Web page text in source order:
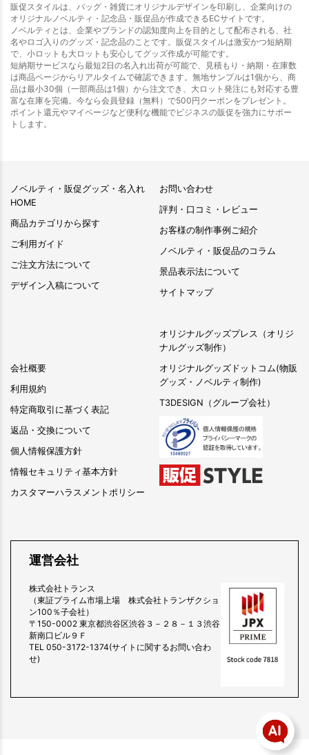
販促スタイルは、バッグ・雑貨にオリジナルデザインを印刷し、企業向けの
オリジナルノベルティ・記念品・販促品が作成できるECサイトです。
ノベルティとは、企業やブランドの認知度向上を目的として配布される、社
名やロゴ入りのグッズ・記念品のことです。販促スタイルは激安かつ短納期
で、小ロットも大ロットも安心してグッズ作成が可能です。
短納期サービスなら最短2日の名入れ出荷が可能で、見積もり・納期・在庫数
は商品ページからリアルタイムで確認できます。無地サンプルは1個から、商
品は最小30個（一部商品は1個）から注文でき、大ロット発注にも対応する豊
富な在庫を完備。今なら会員登録（無料）で500円クーポンをプレゼント。
ポイント還元やマイページなど便利な機能でビジネスの販促を強力にサポー
トします。
ノベルティ・販促グッズ・名入れ
HOME
商品カテゴリから探す
ご利用ガイド
ご注文方法について
デザイン入稿について
会社概要
利用規約
特定商取引に基づく表記
返品・交換について
個人情報保護方針
情報セキュリティ基本方針
カスタマーハラスメントポリシー
お問い合わせ
評判・口コミ・レビュー
お客様の制作事例ご紹介
ノベルティ・販促品のコラム
景品表示法について
サイトマップ
オリジナルグッズプレス（オリジ
ナルグッズ制作）
オリジナルグッズドットコム(物販
グッズ・ノベルティ制作)
T3DESIGN（グループ会社）
運営会社
株式会社トランス
（東証プライム市場上場 株式会社トランザクショ
ン100％子会社）
〒150-0002 東京都渋谷区渋谷３－２８－１３渋谷
新南口ビル９Ｆ
TEL 050-3172-1374(サイトに関するお問い合わ
せ)